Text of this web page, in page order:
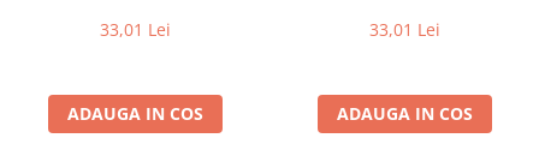
33,01 Lei
ADAUGA IN COS
33,01 Lei
ADAUGA IN COS